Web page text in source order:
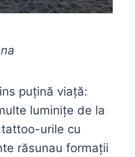
puțină viață:
luminițe de la
urile cu
răsunau formații